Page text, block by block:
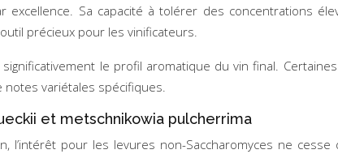
Sa capacité à tolérer des concentrations
précieux pour les vinificateurs.
le profil aromatique du vin final.
variétales spécifiques.
et metschnikowia pulcherrima
l’intérêt pour les levures non-Saccharomyces ne